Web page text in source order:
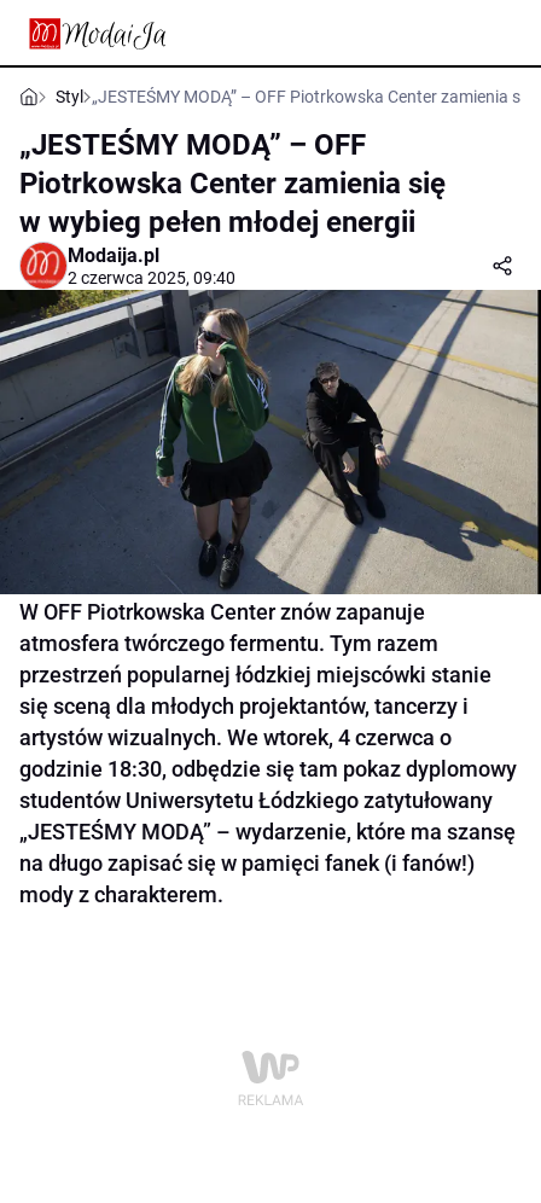
Styl „JESTEŚMY MODĄ” – OFF Piotrkowska Center zamienia się
„JESTEŚMY MODĄ” – OFF
Piotrkowska Center zamienia się
w wybieg pełen młodej energii
Modaija.pl
2 czerwca 2025, 09:40
W OFF Piotrkowska Center znów zapanuje
atmosfera twórczego fermentu. Tym razem
przestrzeń popularnej łódzkiej miejscówki stanie
się sceną dla młodych projektantów, tancerzy i
artystów wizualnych. We wtorek, 4 czerwca o
godzinie 18:30, odbędzie się tam pokaz dyplomowy
studentów Uniwersytetu Łódzkiego zatytułowany
„JESTEŚMY MODĄ” – wydarzenie, które ma szansę
na długo zapisać się w pamięci fanek (i fanów!)
mody z charakterem.